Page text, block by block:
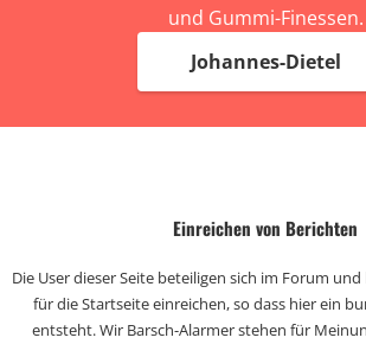
und Gummi-Finessen.
Johannes-Dietel
Einreichen von Berichten
Die User dieser Seite beteiligen sich im Forum
für die Startseite einreichen, so dass hier ein
entsteht. Wir Barsch-Alarmer stehen für